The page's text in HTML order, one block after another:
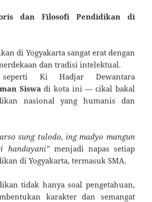
dan Filosofi Pendidikan di
di Yogyakarta sangat erat dengan
dan tradisi intelektual.
seperti Ki Hadjar Dewantara
Siswadi kota ini — cikal bakal
nasional yang humanis dan
sung tulodo, ing madyo mangun
handayani”menjadi napas setiap
di Yogyakarta, termasuk SMA.
tidak hanya soal pengetahuan,
karakter dan semangat